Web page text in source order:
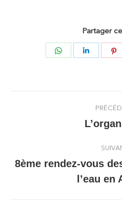
Partager
Partager Partager
Navigation
:
8ème rendez-vous
l’eau en